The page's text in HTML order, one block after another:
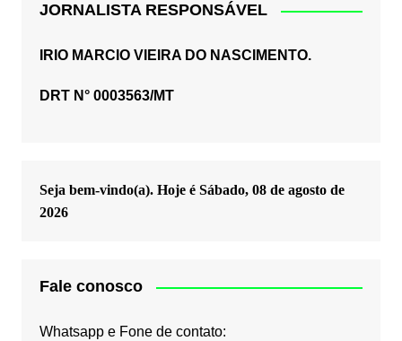
JORNALISTA RESPONSÁVEL
IRIO MARCIO VIEIRA DO NASCIMENTO.
DRT N° 0003563/MT
Seja bem-vindo(a). Hoje é Sábado, 08 de agosto de
2026
Fale conosco
Whatsapp e Fone de contato: